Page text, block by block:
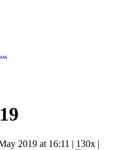
2019 at 16:11 | 130x |